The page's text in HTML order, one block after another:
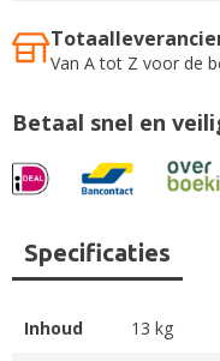
Van A tot Z voor de
Betaal snel en
Specificaties
Inhoud 13 kg